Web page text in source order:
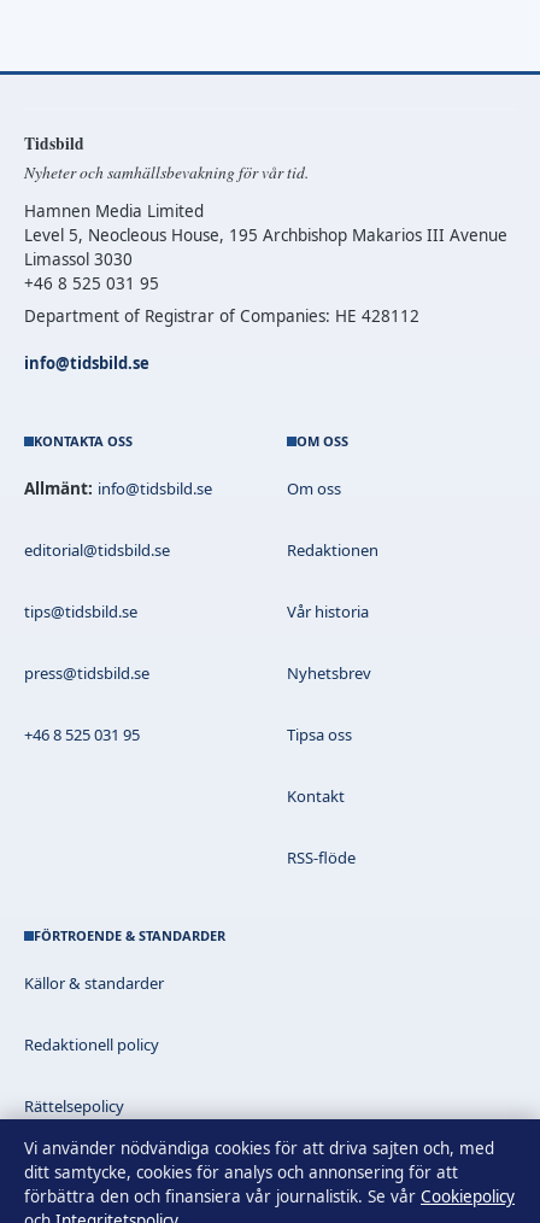
Tidsbild
Nyheter och samhällsbevakning för vår tid.
Hamnen Media Limited
Level 5, Neocleous House, 195 Archbishop Makarios III Avenue
Limassol 3030
+46 8 525 031 95
Department of Registrar of Companies: HE 428112
info@tidsbild.se
KONTAKTA OSS
Allmänt: info@tidsbild.se
editorial@tidsbild.se
tips@tidsbild.se
press@tidsbild.se
+46 8 525 031 95
OM OSS
Om oss
Redaktionen
Vår historia
Nyhetsbrev
Tipsa oss
Kontakt
RSS-flöde
FÖRTROENDE & STANDARDER
Källor & standarder
Redaktionell policy
Rättelsepolicy
Faktagranskningspolicy
Vi använder nödvändiga cookies för att driva sajten och, med
ditt samtycke, cookies för analys och annonsering för att
förbättra den och finansiera vår journalistik. Se vår Cookiepolicy